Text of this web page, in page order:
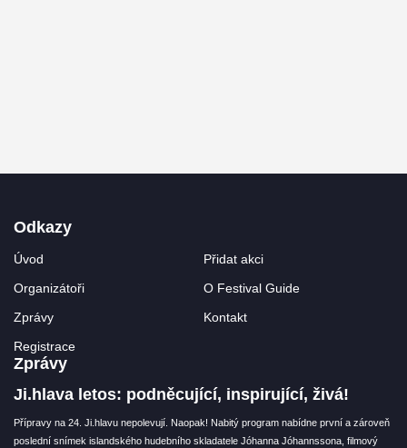
Odkazy
Úvod
Přidat akci
Organizátoři
O Festival Guide
Zprávy
Kontakt
Registrace
Zprávy
Ji.hlava letos: podněcující, inspirující, živá!
Přípravy na 24. Ji.hlavu nepolevují. Naopak! Nabitý program nabídne první a zároveň
poslední snímek islandského hudebního skladatele Jóhanna Jóhannssona, filmový